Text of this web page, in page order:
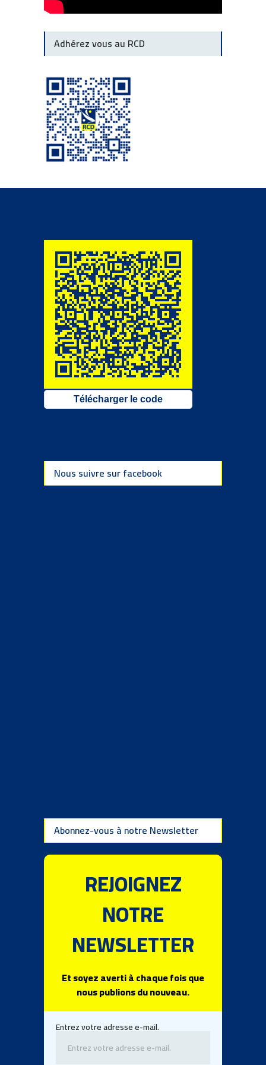
Adhérez vous au RCD
Télécharger le code
Nous suivre sur facebook
Abonnez-vous à notre Newsletter
REJOIGNEZ
NOTRE
NEWSLETTER
Et soyez averti à chaque fois que
nous publions du nouveau.
Entrez votre adresse e-mail.